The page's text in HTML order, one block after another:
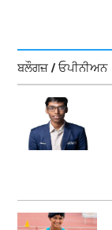
ਬਲੌਗਜ਼ / ਓਪੀਨੀਅਨ